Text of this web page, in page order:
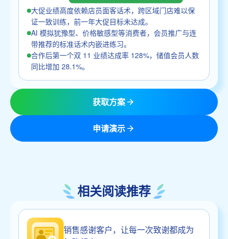
大促业绩高度依赖店员面客话术，跨区域门店难以保
证一致训练，前一年大促目标未达成。
AI 模拟犹豫型、价格敏感型等消费者，会员推广与连
带推荐的标准话术内嵌进练习。
合作后第一个双 11 业绩达成率 128%，储值会员人数
同比增加 28.1%。
获取方案
申请演示
相关阅读推荐
销售感谢客户，让每一次致谢都成为